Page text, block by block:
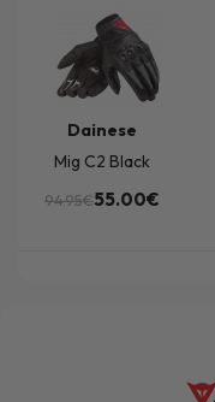
Dainese
Mig C2 Black
94.95€55.00€